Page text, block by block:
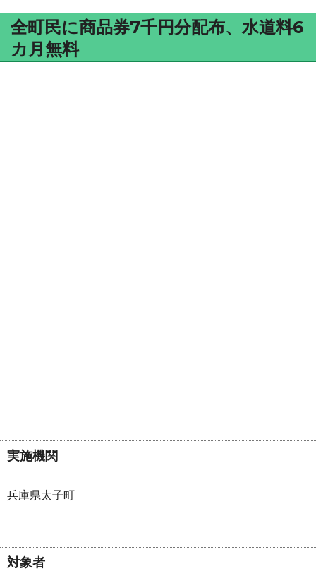
全町民に商品券7千円分配布、水道料6
カ月無料
実施機関
兵庫県太子町
対象者